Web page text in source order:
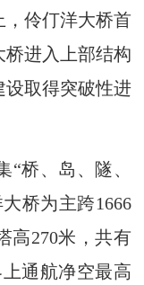
，伶仃洋大桥首
桥进入上部结构
设取得突破性进
桥、岛、隧、
桥为主跨1666
高270米，共有
通航净空最高